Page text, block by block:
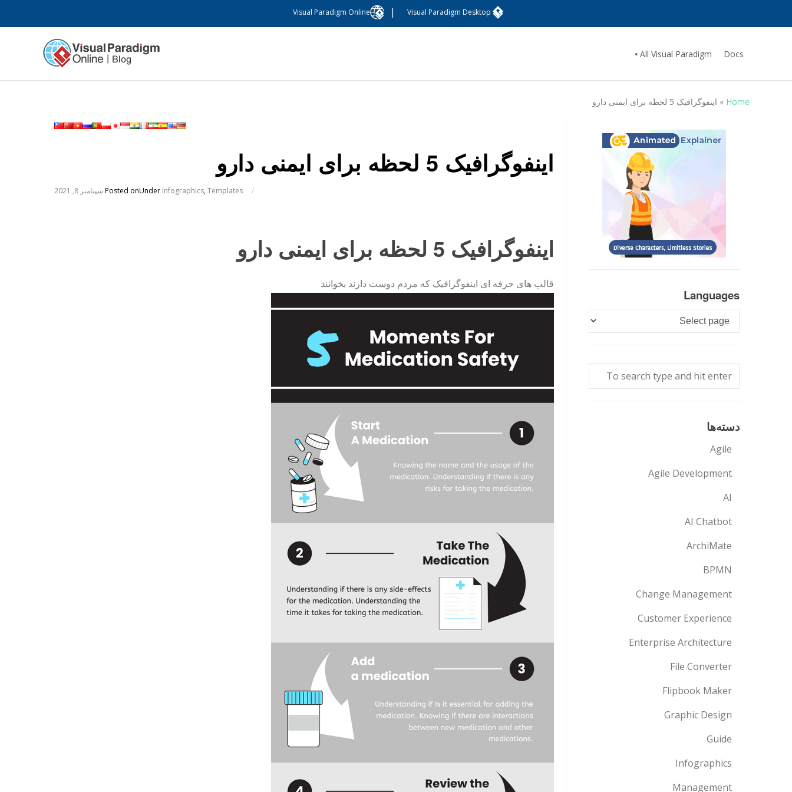
Visual Paradigm Desktop
|
Visual Paradigm Online
Docs
All Visual Paradigm
Home
» اینفوگرافیک 5 لحظه برای ایمنی دارو
اینفوگرافیک 5 لحظه برای ایمنی دارو
Posted on سپتامبر 8, 2021 /
Under Infographics,Templates
اینفوگرافیک 5 لحظه برای ایمنی دارو
قالب های حرفه ای اینفوگرافیک که مردم دوست دارند بخوانند
Languages
Languages
دسته‌ها
Agile
Agile Development
AI
AI Chatbot
ArchiMate
BPMN
Change Management
Customer Experience
Enterprise Architecture
File Converter
Flipbook Maker
Graphic Design
Guide
Infographics
Management